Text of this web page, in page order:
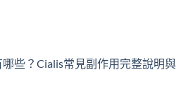
些？Cialis常見副作用完整說明與